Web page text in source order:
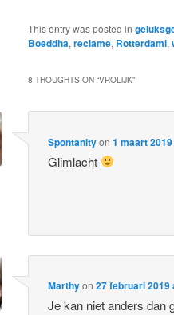
This entry was posted in
Boeddha, reclame, Rotterdaml,
8 THOUGHTS ON “VROLIJK”
Spontanityon1 maart
Glimlacht
Marthyon27 februari 2019
Je kan niet anders dan